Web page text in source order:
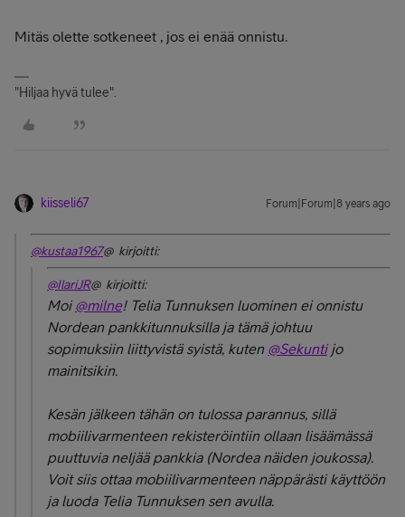
Mitäs olette sotkeneet , jos ei enää onnistu.
"Hiljaa hyvä tulee".
kiisseli67 Forum|Forum|8 years ago
@kustaa1967@ kirjoitti:
@IlariJR@ kirjoitti:
Moi@milne! Telia Tunnuksen luominen ei onnistu
Nordean pankkitunnuksilla ja tämä johtuu
sopimuksiin liittyvistä syistä, kuten @Sekuntijo
mainitsikin.
Kesän jälkeen tähän on tulossa parannus, sillä
mobiilivarmenteen rekisteröintiin ollaan lisäämässä
puuttuvia neljää pankkia (Nordea näiden joukossa).
Voit siis ottaa mobiilivarmenteen näppärästi käyttöön
ja luoda Telia Tunnuksen sen avulla.